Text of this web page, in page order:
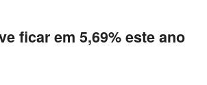
ficar em 5,69% este ano